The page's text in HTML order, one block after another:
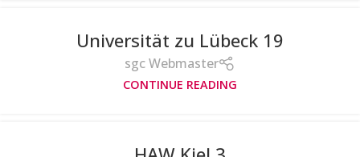
Universität zu Lübeck 19
sgc Webmaster
CONTINUE READING